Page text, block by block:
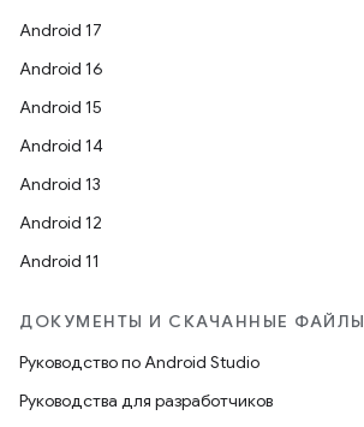
Android 17
Android 16
Android 15
Android 14
Android 13
Android 12
Android 11
ДОКУМЕНТЫ И СКАЧАННЫЕ ФАЙЛЫ
Руководство по Android Studio
Руководства для разработчиков